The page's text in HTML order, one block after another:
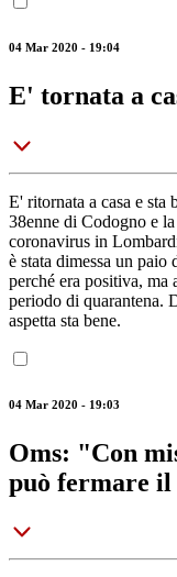
04 Mar 2020 - 19:04
E' tornata a
E' ritornata a casa e
38enne di Codogno e
coronavirus in
è stata dimessa un
perché era positiva,
periodo di quarantena.
aspetta sta bene.
04 Mar 2020 - 19:03
Oms: "Con
può fermare